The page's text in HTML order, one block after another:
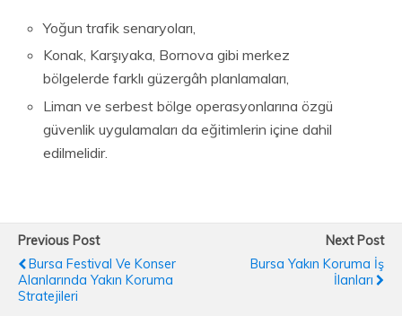
Yoğun trafik senaryoları,
Konak, Karşıyaka, Bornova gibi merkez
bölgelerde farklı güzergâh planlamaları,
Liman ve serbest bölge operasyonlarına özgü
güvenlik uygulamaları da eğitimlerin içine dahil
edilmelidir.
Previous Post
Bursa Festival Ve Konser
Alanlarında Yakın Koruma
Stratejileri
Next Post
Bursa Yakın Koruma İş
İlanları